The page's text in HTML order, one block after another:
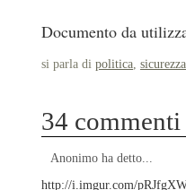
Documento da
si parla di politica sicurezza
34
Anonimo ha detto...
http://i.imgur.com/